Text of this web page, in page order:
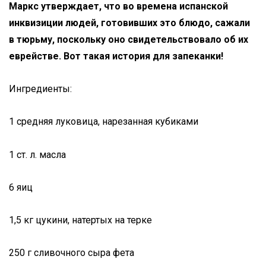
Маркс утверждает, что во времена испанской
инквизиции людей, готовивших это блюдо, сажали
в тюрьму, поскольку оно свидетельствовало об их
еврействе. Вот такая история для запеканки!
Ингредиенты:
1 средняя луковица, нарезанная кубиками
1 ст. л. масла
6 яиц
1,5 кг цукини, натертых на терке
250 г сливочного сыра фета